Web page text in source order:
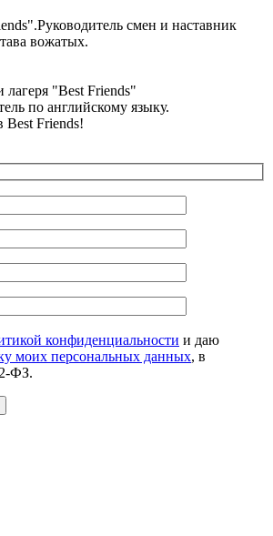
смен и наставник
вожатых.
"Best Friends"
по английскому языку.
Best Friends!
конфиденциальности и даю
моих персональных данных, в
ФЗ.